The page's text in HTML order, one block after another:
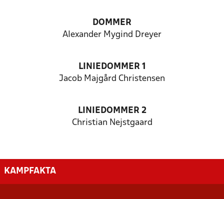
DOMMER
Alexander Mygind Dreyer
LINIEDOMMER 1
Jacob Majgård Christensen
LINIEDOMMER 2
Christian Nejstgaard
KAMPFAKTA